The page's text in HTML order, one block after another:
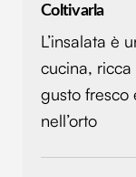
Coltivarla
L’insalata è
cucina,
gusto fresco
nell’orto